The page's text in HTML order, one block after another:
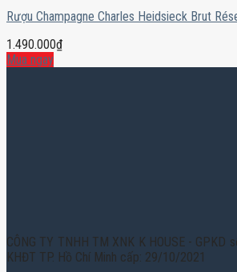
Rượu Champagne Charles Heidsieck Brut
1.490.000₫
Mua ngay
CÔNG TY TNHH TM XNK K HOUSE - GPKD
KHĐT TP. Hồ Chí Minh cấp: 29/10/2021